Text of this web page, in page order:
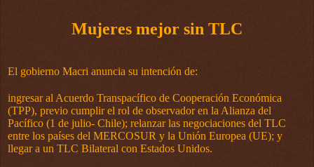
Mujeres mejor sin TLC
El gobierno Macri anuncia su intención de:
ingresar al Acuerdo Transpacífico de Cooperación Económica
(TPP), previo cumplirel rol de observador en la Alianza del
Pacífico (1 de julio- Chile); relanzar las negociaciones del TLC
entre los países del MERCOSUR y la Unión Europea (UE); y
llegar a un TLC Bilateral con Estados Unidos.